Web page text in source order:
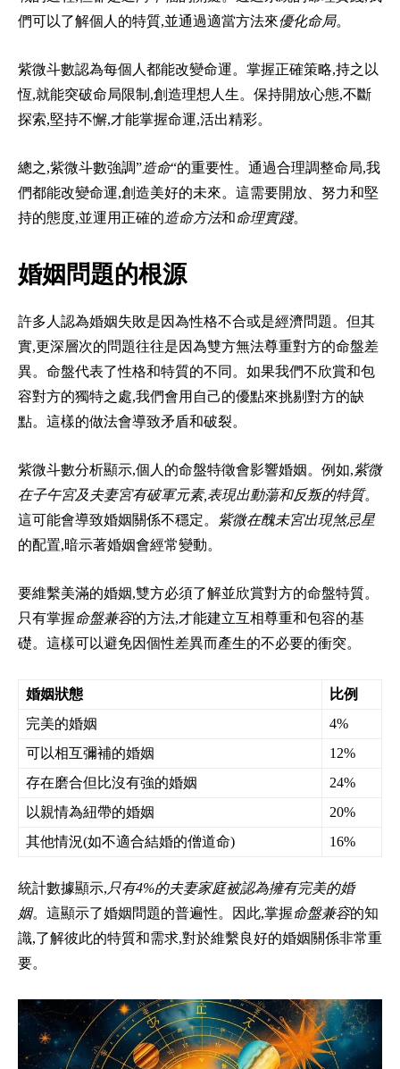
們可以了解個人的特質,並通過適當方法來優化命局。
紫微斗數認為每個人都能改變命運。掌握正確策略,持之以
恆,就能突破命局限制,創造理想人生。保持開放心態,不斷
探索,堅持不懈,才能掌握命運,活出精彩。
總之,紫微斗數強調”造命“的重要性。通過合理調整命局,我
們都能改變命運,創造美好的未來。這需要開放、努力和堅
持的態度,並運用正確的造命方法和命理實踐。
婚姻問題的根源
許多人認為婚姻失敗是因為性格不合或是經濟問題。但其
實,更深層次的問題往往是因為雙方無法尊重對方的命盤差
異。命盤代表了性格和特質的不同。如果我們不欣賞和包
容對方的獨特之處,我們會用自己的優點來挑剔對方的缺
點。這樣的做法會導致矛盾和破裂。
紫微斗數分析顯示,個人的命盤特徵會影響婚姻。例如,紫微
在子午宮及夫妻宮有破軍元素,表現出動蕩和反叛的特質。
這可能會導致婚姻關係不穩定。
紫微在醜未宮出現煞忌星
的配置,暗示著婚姻會經常變動。
要維繫美滿的婚姻,雙方必須了解並欣賞對方的命盤特質。
只有掌握命盤兼容的方法,才能建立互相尊重和包容的基
礎。這樣可以避免因個性差異而產生的不必要的衝突。
婚姻狀態
比例
完美的婚姻
4%
可以相互彌補的婚姻
12%
存在磨合但比沒有強的婚姻
24%
以親情為紐帶的婚姻
20%
其他情況(如不適合結婚的僧道命)
16%
統計數據顯示, 只有4%的夫妻家庭被認為擁有完美的婚
姻。這顯示了婚姻問題的普遍性。因此,掌握命盤兼容的知
識,了解彼此的特質和需求,對於維繫良好的婚姻關係非常重
要。